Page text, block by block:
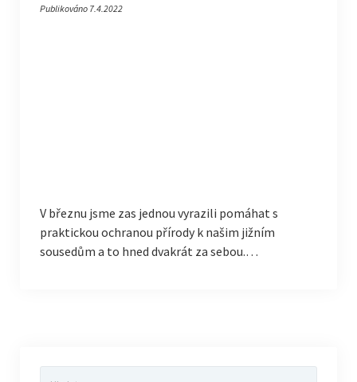
Publikováno 7.4.2022
V březnu jsme zas jednou vyrazili pomáhat s
praktickou ochranou přírody k našim jižním
sousedům a to hned dvakrát za sebou.…